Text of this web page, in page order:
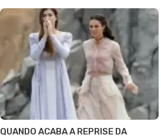
QUANDO ACABA A REPRISE DA